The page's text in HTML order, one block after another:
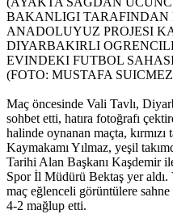
Maç öncesinde Vali Tavlı,
sohbet etti, hatıra fotoğrafı
halinde oynanan maçta,
Kaymakamı Yılmaz, yeşil
Tarihi Alan Başkanı Kaşdemir
Spor İl Müdürü Bektaş yer aldı.
maç eğlenceli görüntülere sahne
4-2 mağlup etti.